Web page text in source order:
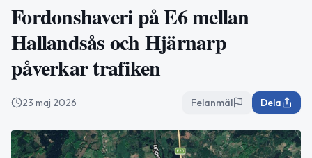
Fordonshaveri på E6 mellan
Hallandsås och Hjärnarp
påverkar trafiken
23 maj 2026 Felanmäl Dela